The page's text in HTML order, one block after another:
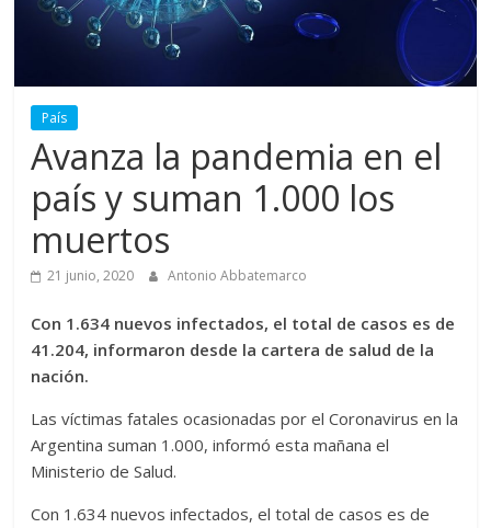
País
Avanza la pandemia en el
país y suman 1.000 los
muertos
21 junio, 2020 Antonio Abbatemarco
Con 1.634 nuevos infectados, el total de casos es de
41.204, informaron desde la cartera de salud de la
nación.
Las víctimas fatales ocasionadas por el Coronavirus en la
Argentina suman 1.000, informó esta mañana el
Ministerio de Salud.
Con 1.634 nuevos infectados, el total de casos es de